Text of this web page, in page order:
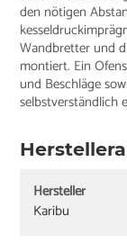
den nötigen
Wandbretter und
montiert. Ein
und Beschläge
selbstverständlich
Hersteller
Karibu